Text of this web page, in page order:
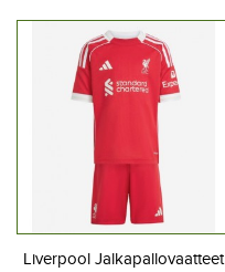
housut)
Liverpool Jalkapallovaatteet